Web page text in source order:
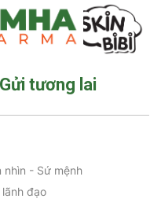
tương lai
nhìn - Sứ mệnh
lãnh đạo